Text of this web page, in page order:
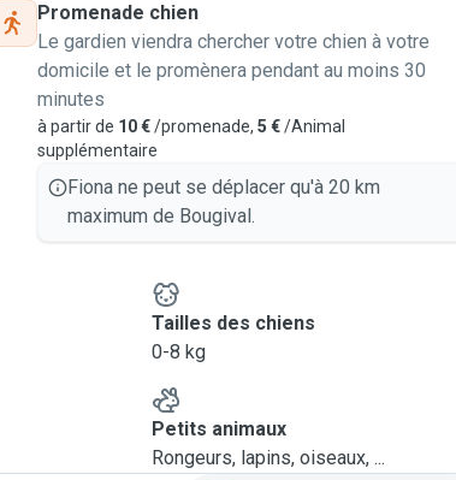
Promenade chien
Le gardien viendra chercher votre chien à votre
domicile et le promènera pendant au moins 30
minutes
à partir de 10 €/promenade, 5 €/Animal
supplémentaire
Fiona ne peut se déplacer qu'à 20 km
maximum de Bougival.
Tailles des chiens
0-8 kg
Petits animaux
Rongeurs, lapins, oiseaux, ...